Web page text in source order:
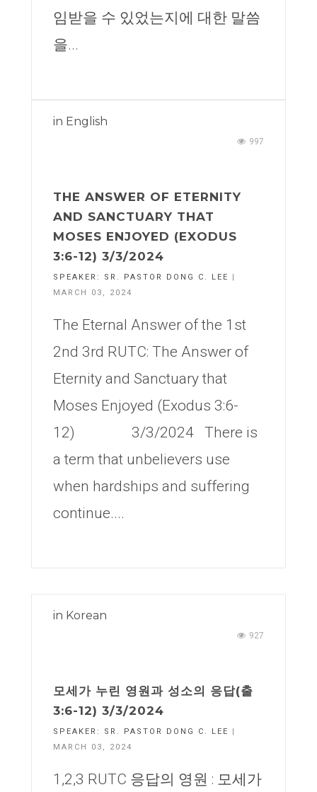
임받을 수 있었는지에 대한 말씀
을...
in English
997
THE ANSWER OF ETERNITY
AND SANCTUARY THAT
MOSES ENJOYED (EXODUS
3:6-12) 3/3/2024
SPEAKER: SR. PASTOR DONG C. LEE
|
MARCH 03, 2024
The Eternal Answer of the 1st
2nd 3rd RUTC: The Answer of
Eternity and Sanctuary that
Moses Enjoyed (Exodus 3:6-
12) 3/3/2024 There is
a term that unbelievers use
when hardships and suffering
continue....
in Korean
927
모세가 누린 영원과 성소의 응답(출
3:6-12) 3/3/2024
SPEAKER: SR. PASTOR DONG C. LEE
|
MARCH 03, 2024
1,2,3 RUTC 응답의 영원 : 모세가